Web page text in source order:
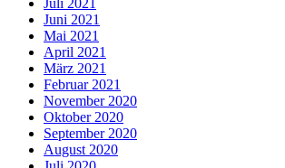
Juni 2021
Mai 2021
April 2021
März 2021
Februar 2021
November 2020
Oktober 2020
September 2020
August 2020